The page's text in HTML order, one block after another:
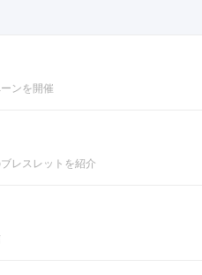
ンを開催
レスレットを紹介